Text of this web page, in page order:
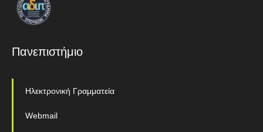
Πανεπιστήμιο
Ηλεκτρονική Γραμματεία
Webmail